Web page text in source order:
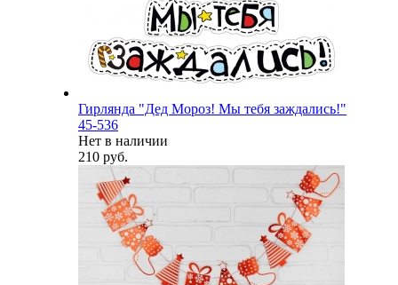
Гирлянда "Дед Мороз! Мы тебя заждались!"
45-536
Нет в наличии
210 руб.